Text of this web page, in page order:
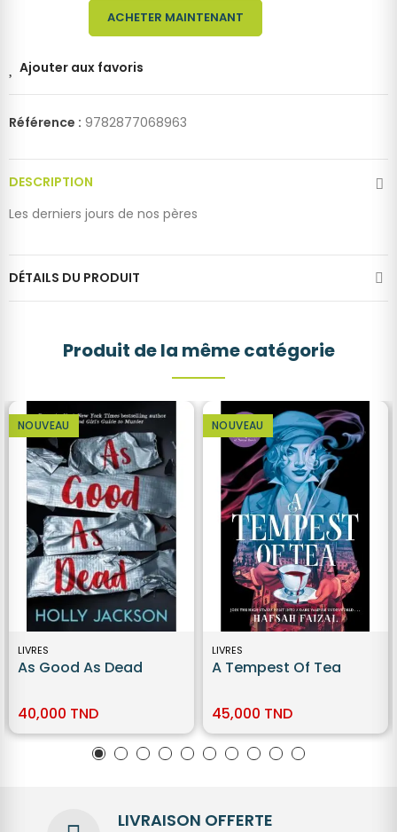
ACHETER MAINTENANT
Ajouter aux favoris
Référence : 9782877068963
DESCRIPTION
Les derniers jours de nos pères
DÉTAILS DU PRODUIT
Produit de la même catégorie
NOUVEAU
LIVRES
As Good As Dead
40,000 TND
NOUVEAU
LIVRES
A Tempest Of Tea
45,000 TND
LIVRAISON OFFERTE